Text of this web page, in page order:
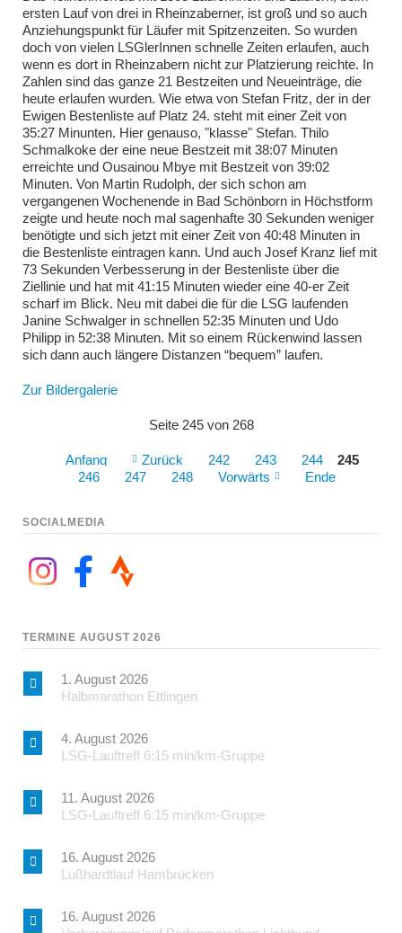
ersten Lauf von drei in Rheinzaberner, ist groß und so auch
Anziehungspunkt für Läufer mit Spitzenzeiten. So wurden
doch von vielen LSGlerInnen schnelle Zeiten erlaufen, auch
wenn es dort in Rheinzabern nicht zur Platzierung reichte. In
Zahlen sind das ganze 21 Bestzeiten und Neueinträge, die
heute erlaufen wurden. Wie etwa von Stefan Fritz, der in der
Ewigen Bestenliste auf Platz 24. steht mit einer Zeit von
35:27 Minunten. Hier genauso, "klasse" Stefan. Thilo
Schmalkoke der eine neue Bestzeit mit 38:07 Minuten
erreichte und Ousainou Mbye mit Bestzeit von 39:02
Minuten. Von Martin Rudolph, der sich schon am
vergangenen Wochenende in Bad Schönborn in Höchstform
zeigte und heute noch mal sagenhafte 30 Sekunden weniger
benötigte und sich jetzt mit einer Zeit von 40:48 Minuten in
die Bestenliste eintragen kann. Und auch Josef Kranz lief mit
73 Sekunden Verbesserung in der Bestenliste über die
Ziellinie und hat mit 41:15 Minuten wieder eine 40-er Zeit
scharf im Blick. Neu mit dabei die für die LSG laufenden
Janine Schwalger in schnellen 52:35 Minuten und Udo
Philipp in 52:38 Minuten. Mit so einem Rückenwind lassen
sich dann auch längere Distanzen “bequem” laufen.
Zur Bildergalerie
Seite 245 von 268
Anfang Zurück 242 243 244
245
246
247 248 Vorwärts Ende
SOCIALMEDIA
TERMINE AUGUST 2026
1. August 2026
Halbmarathon Ettlingen
4. August 2026
LSG-Lauftreff 6:15 min/km-Gruppe
11. August 2026
LSG-Lauftreff 6:15 min/km-Gruppe
16. August 2026
Lußhardtlauf Hambrücken
16. August 2026